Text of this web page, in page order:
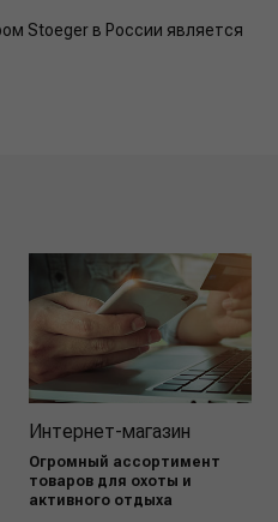
Stoeger в России является
Интернет-магазин
Огромный ассортимент
товаров для охоты и
активного отдыха